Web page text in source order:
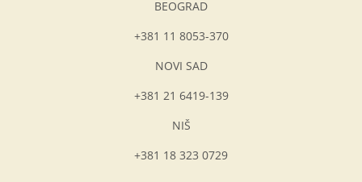
BEOGRAD
+381 11 8053-370
NOVI SAD
+381 21 6419-139
NIŠ
+381 18 323 0729